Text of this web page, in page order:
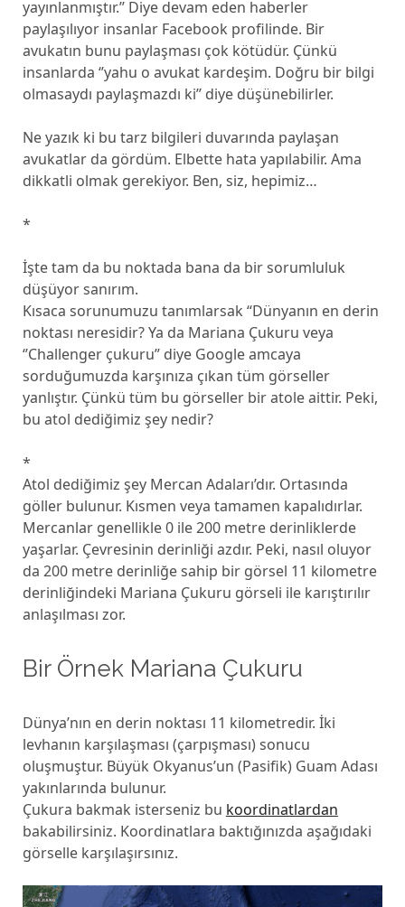
yayınlanmıştır.’’ Diye devam eden haberler
paylaşılıyor insanlar Facebook profilinde. Bir
avukatın bunu paylaşması çok kötüdür. Çünkü
insanlarda ‘’yahu o avukat kardeşim. Doğru bir bilgi
olmasaydı paylaşmazdı ki’’ diye düşünebilirler.
Ne yazık ki bu tarz bilgileri duvarında paylaşan
avukatlar da gördüm. Elbette hata yapılabilir. Ama
dikkatli olmak gerekiyor. Ben, siz, hepimiz…
*
İşte tam da bu noktada bana da bir sorumluluk
düşüyor sanırım.
Kısaca sorunumuzu tanımlarsak “Dünyanın en derin
noktası neresidir? Ya da Mariana Çukuru veya
‘’Challenger çukuru” diye Google amcaya
sorduğumuzda karşınıza çıkan tüm görseller
yanlıştır. Çünkü tüm bu görseller bir atole aittir. Peki,
bu atol dediğimiz şey nedir?
*
Atol dediğimiz şey Mercan Adaları’dır. Ortasında
göller bulunur. Kısmen veya tamamen kapalıdırlar.
Mercanlar genellikle 0 ile 200 metre derinliklerde
yaşarlar. Çevresinin derinliği azdır. Peki, nasıl oluyor
da 200 metre derinliğe sahip bir görsel 11 kilometre
derinliğindeki Mariana Çukuru görseli ile karıştırılır
anlaşılması zor.
Bir Örnek Mariana Çukuru
Dünya’nın en derin noktası 11 kilometredir. İki
levhanın karşılaşması (çarpışması) sonucu
oluşmuştur. Büyük Okyanus’un (Pasifik) Guam Adası
yakınlarında bulunur.
Çukura bakmak isterseniz bu koordinatlardan
bakabilirsiniz. Koordinatlara baktığınızda aşağıdaki
görselle karşılaşırsınız.